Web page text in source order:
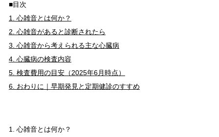
■目次
1. 心雑音とは何か？
2. 心雑音があると診断されたら
3. 心雑音から考えられる主な心臓病
4. 心臓病の検査内容
5. 検査費用の目安（2025年6月時点）
6. おわりに｜早期発見と定期健診のすすめ
1. 心雑音とは何か？